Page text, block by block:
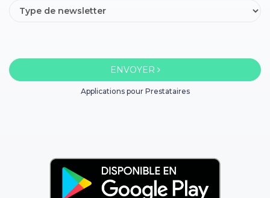
ENVOYER
Applications pour Prestataires